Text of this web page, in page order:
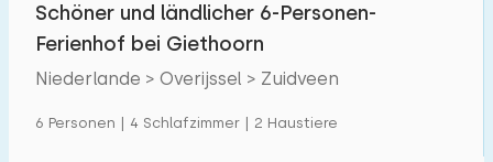
Schöner und ländlicher 6-Personen-
Ferienhof bei Giethoorn
Niederlande > Overijssel > Zuidveen
6 Personen | 4 Schlafzimmer | 2 Haustiere